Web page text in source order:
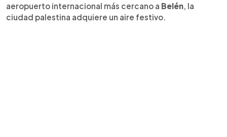
aeropuerto internacional más cercano a Belén, la
ciudad palestina adquiere un aire festivo.